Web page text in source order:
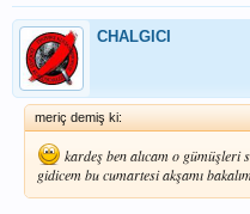
CHALGICI
meriç demiş ki:
kardeş ben alıcam o gümüşleri
gidicem bu cumartesi akşamı